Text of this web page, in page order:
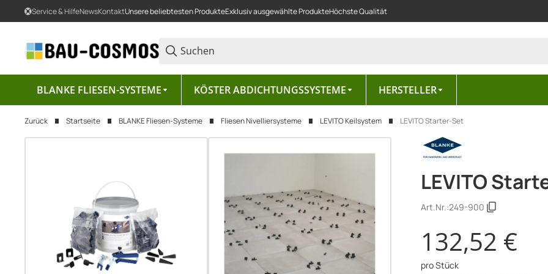
Service & HilfeNewsKontaktUnsere beliebtesten ProdukteExklusiv ausgewählte ProdukteHöchste Qualität
BLANKE FLIESEN-SYSTEME KÖSTER ABDICHTUNGSSYSTEME HERSTELLER
Zurück Startseite BLANKE Fliesen-Systeme Fliesen Nivelliersysteme LEVITO Keilsystem LEVITO Starter-Set
LEVITO
Art.Nr.:249-900
132,52 €
pro Stück